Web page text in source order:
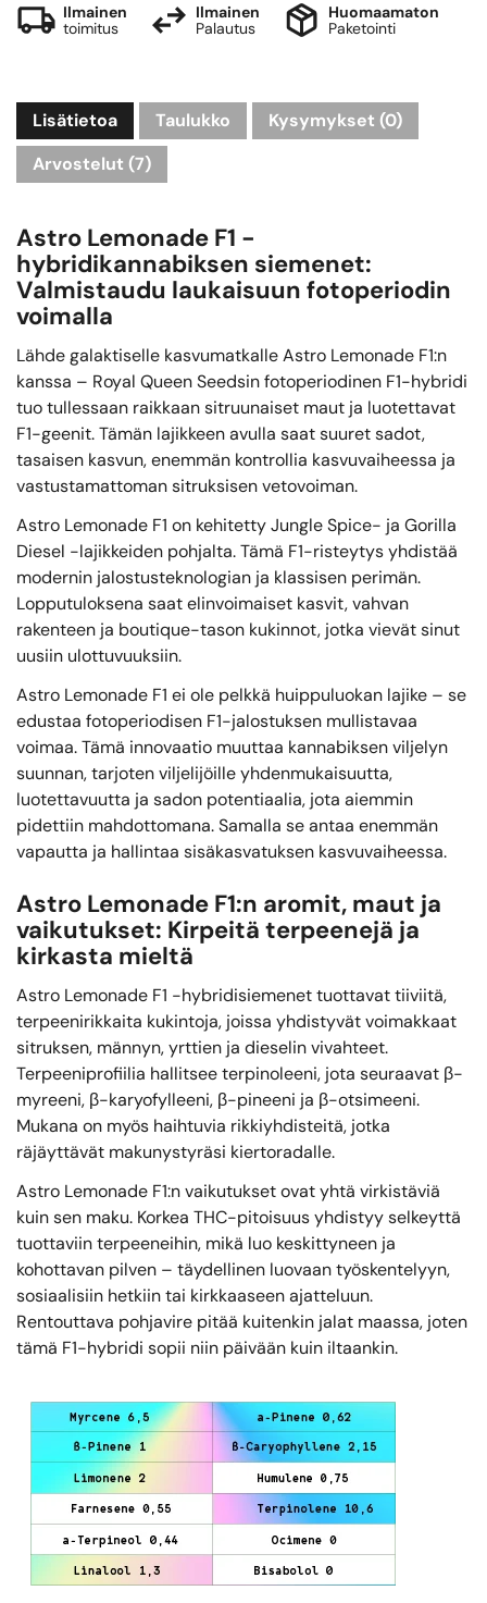
Ilmainen
toimitus
Ilmainen
Palautus
Huomaamaton
Paketointi
Lisätietoa Taulukko Kysymykset (0)
Arvostelut (7)
Astro Lemonade F1 -
hybridikannabiksen siemenet:
Valmistaudu laukaisuun fotoperiodin
voimalla
Lähde galaktiselle kasvumatkalle Astro Lemonade F1:n
kanssa – Royal Queen Seedsin fotoperiodinen F1-hybridi
tuo tullessaan raikkaan sitruunaiset maut ja luotettavat
F1-geenit. Tämän lajikkeen avulla saat suuret sadot,
tasaisen kasvun, enemmän kontrollia kasvuvaiheessa ja
vastustamattoman sitruksisen vetovoiman.
Astro Lemonade F1 on kehitetty Jungle Spice- ja Gorilla
Diesel -lajikkeiden pohjalta. Tämä F1-risteytys yhdistää
modernin jalostusteknologian ja klassisen perimän.
Lopputuloksena saat elinvoimaiset kasvit, vahvan
rakenteen ja boutique-tason kukinnot, jotka vievät sinut
uusiin ulottuvuuksiin.
Astro Lemonade F1 ei ole pelkkä huippuluokan lajike – se
edustaa fotoperiodisen F1-jalostuksen mullistavaa
voimaa. Tämä innovaatio muuttaa kannabiksen viljelyn
suunnan, tarjoten viljelijöille yhdenmukaisuutta,
luotettavuutta ja sadon potentiaalia, jota aiemmin
pidettiin mahdottomana. Samalla se antaa enemmän
vapautta ja hallintaa sisäkasvatuksen kasvuvaiheessa.
Astro Lemonade F1:n aromit, maut ja
vaikutukset: Kirpeitä terpeenejä ja
kirkasta mieltä
Astro Lemonade F1 -hybridisiemenet tuottavat tiiviitä,
terpeenirikkaita kukintoja, joissa yhdistyvät voimakkaat
sitruksen, männyn, yrttien ja dieselin vivahteet.
Terpeeniprofiilia hallitsee terpinoleeni, jota seuraavat β-
myreeni, β-karyofylleeni, β-pineeni ja β-otsimeeni.
Mukana on myös haihtuvia rikkiyhdisteitä, jotka
räjäyttävät makunystyräsi kiertoradalle.
Astro Lemonade F1:n vaikutukset ovat yhtä virkistäviä
kuin sen maku. Korkea THC-pitoisuus yhdistyy selkeyttä
tuottaviin terpeeneihin, mikä luo keskittyneen ja
kohottavan pilven – täydellinen luovaan työskentelyyn,
sosiaalisiin hetkiin tai kirkkaaseen ajatteluun.
Rentouttava pohjavire pitää kuitenkin jalat maassa, joten
tämä F1-hybridi sopii niin päivään kuin iltaankin.